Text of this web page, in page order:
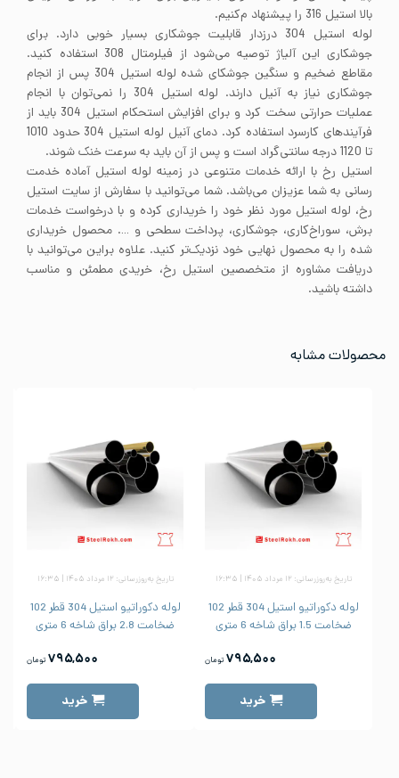
بالا استیل 316 را پیشنهاد م‌کنیم.
لوله استیل 304 درزدار قابلیت جوشکاری بسیار خوبی دارد. برای
جوشکاری این آلیاژ توصیه می‌شود از فیلرمتال 308 استفاده کنید.
مقاطع ضخیم و سنگین جوشکای شده لوله استیل 304 پس از انجام
جوشکاری نیاز به آنیل دارند. لوله استیل 304 را نمی‌توان با انجام
عملیات حرارتی سخت کرد و برای افزایش استحکام استیل 304 باید از
فرآیندهای کارسرد استفاده کرد. دمای آنیل لوله استیل 304 حدود 1010
تا 1120 درجه سانتی‌گراد است و پس از آن باید به سرعت خنک شوند.
استیل رخ با ارائه خدمات متنوعی در زمینه لوله استیل آماده خدمت
رسانی به شما عزیزان می‌باشد. شما می‌توانید با سفارش از سایت استیل
رخ، لوله استیل مورد نظر خود را خریداری کرده و با درخواست خدمات
برش، سوراخ‌کاری، جوشکاری، پرداخت سطحی و …. محصول خریداری
شده را به محصول نهایی خود نزدیک‌تر کنید. علاوه براین می‌توانید با
دریافت مشاوره از متخصصین استیل رخ، خریدی مطمئن و مناسب
داشته باشید.
محصولات مشابه
تاریخ به‌روزرسانی: ۱۲ مرداد ۱۴۰۵ | ۱۶:۳۵
لوله دکوراتیو استیل 304 قطر 102
ضخامت 1.5 براق شاخه 6 متری
۷۹۵,۵۰۰ تومان
خرید
تاریخ به‌روزرسانی: ۱۲ مرداد ۱۴۰۵ | ۱۶:۳۵
لوله دکوراتیو استیل 304 قطر 102
ضخامت 2.8 براق شاخه 6 متری
۷۹۵,۵۰۰ تومان
خرید